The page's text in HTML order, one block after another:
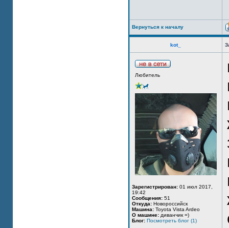
Вернуться к началу
kot_
Любитель
Зарегистрирован: 01 июл 2017,
19:42
Сообщения: 51
Откуда: Новороссийск
Машина: Toyota Vista Ardeo
О машине: диванчик =)
Блог: Посмотреть блог (1)